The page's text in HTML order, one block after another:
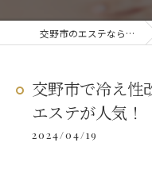
交野市のエステならaLeum Beauty Room
交野市で冷え性
エステが人気！
2024/04/19